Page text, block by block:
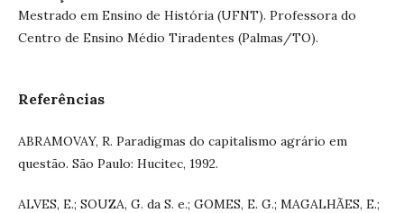
Mestrado em Ensino de História (UFNT). Professora do
Centro de Ensino Médio Tiradentes (Palmas/TO).
Referências
ABRAMOVAY, R. Paradigmas do capitalismo agrário em
questão. São Paulo: Hucitec, 1992.
ALVES, E.; SOUZA, G. da S. e.; GOMES, E. G.; MAGALHÃES, E.;